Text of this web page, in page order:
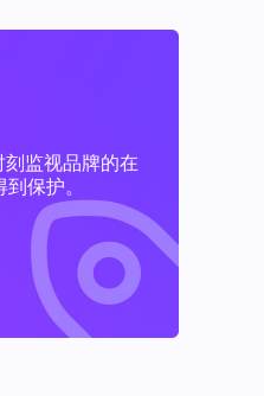
刻监视品牌的在
保护。